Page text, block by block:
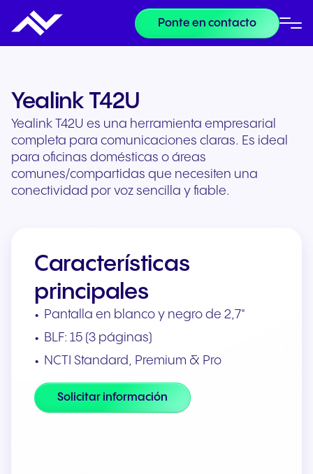
Ponte en contacto
Yealink T42U
Yealink T42U es una herramienta empresarial
completa para comunicaciones claras. Es ideal
para oficinas domésticas o áreas
comunes/compartidas que necesiten una
conectividad por voz sencilla y fiable.
Características
principales
Pantalla en blanco y negro de 2,7"
BLF: 15 (3 páginas)
NCTI Standard, Premium & Pro
Solicitar información